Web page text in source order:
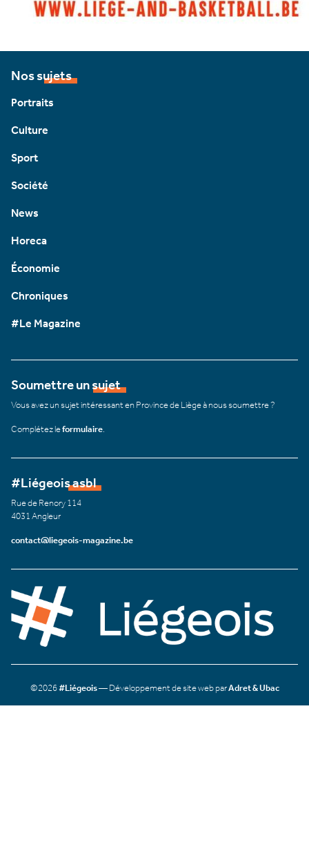
Nos sujets
Portraits
Culture
Sport
Société
News
Horeca
Économie
Chroniques
#Le Magazine
Soumettre un sujet
Vous avez un sujet intéressant en Province de Liège à nous soumettre ?
Complétez leformulaire
#Liégeois asbl
Rue de Renory 114
4031 Angleur
contact@liegeois-magazine.be
©2026#Liégeois— Développement de site web parAdret & Ubac